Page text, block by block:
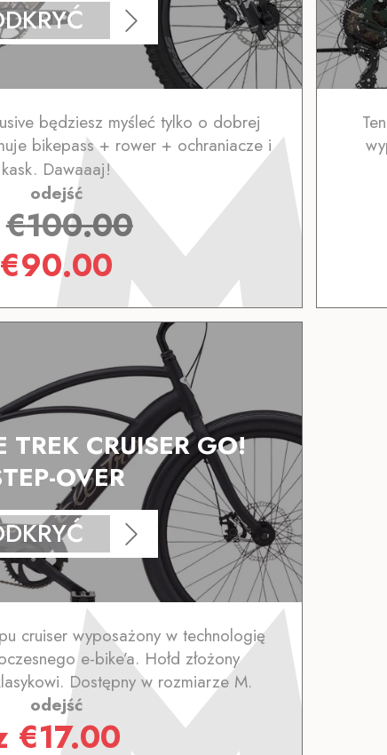
będziesz myśleć tylko o dobrej
bikepass + rower + ochraniacze i
kask. Dawaaaj!
odejść
€100.00
€90.00
TREK CRUISER GO!
OVER
cruiser wyposażony w technologię
e-bike’a. Hołd złożony
Dostępny w rozmiarze M.
odejść
€17.00